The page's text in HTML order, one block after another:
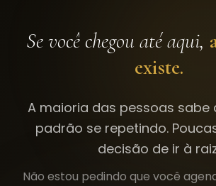
Se você chegou até aqui,
existe.
A maioria das pessoas sabe
padrão se repetindo.
decisão de ir à
Não estou pedindo que você